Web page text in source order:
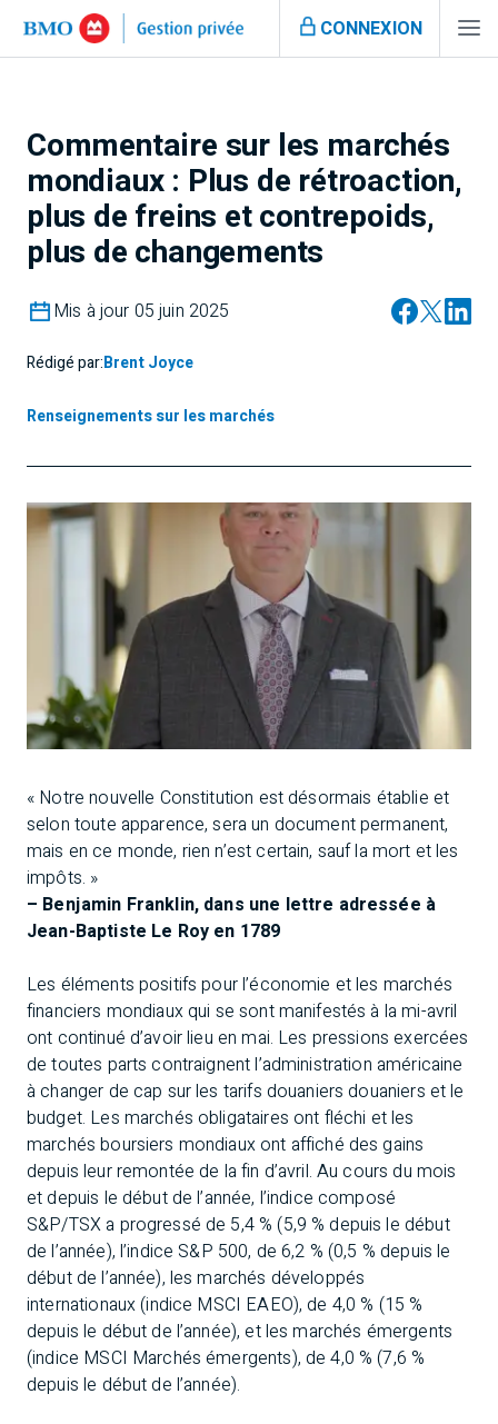
CONNEXION
Commentaire sur les marchés
mondiaux : Plus de rétroaction,
plus de freins et contrepoids,
plus de changements
Mis à jour 05 juin 2025
Rédigé par:Brent Joyce
Renseignements sur les marchés
« Notre nouvelle Constitution est désormais établie et
selon toute apparence, sera un document permanent,
mais en ce monde, rien n’est certain, sauf la mort et les
impôts. »
– Benjamin Franklin, dans une lettre adressée à
Jean-Baptiste Le Roy en 1789
Les éléments positifs pour l’économie et les marchés
financiers mondiaux qui se sont manifestés à la mi-avril
ont continué d’avoir lieu en mai. Les pressions exercées
de toutes parts contraignent l’administration américaine
à changer de cap sur les tarifs douaniers douaniers et le
budget. Les marchés obligataires ont fléchi et les
marchés boursiers mondiaux ont affiché des gains
depuis leur remontée de la fin d’avril. Au cours du mois
et depuis le début de l’année, l’indice composé
S&P/TSX a progressé de 5,4 % (5,9 % depuis le début
de l’année), l’indice S&P 500, de 6,2 % (0,5 % depuis le
début de l’année), les marchés développés
internationaux (indice MSCI EAEO), de 4,0 % (15 %
depuis le début de l’année), et les marchés émergents
(indice MSCI Marchés émergents), de 4,0 % (7,6 %
depuis le début de l’année).